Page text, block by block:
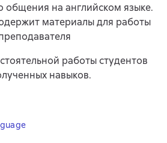
общения на английском языке.
материалы для работы
работы студентов
навыков.